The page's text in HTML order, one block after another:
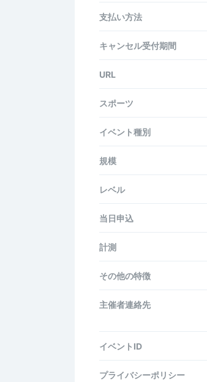
支払い方法
キャンセル受付期間
URL
スポーツ
イベント種別
規模
レベル
当日申込
計測
その他の特徴
主催者連絡先
イベントID
プライバシーポリシー